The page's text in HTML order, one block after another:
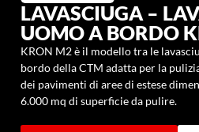
LAVASCIUGA –
UOMO A BORDO
KRON M2 è il modello tra le
bordo della CTM adatta per la
dei pavimenti di aree di estese
6.000 mq di superficie da pulire.